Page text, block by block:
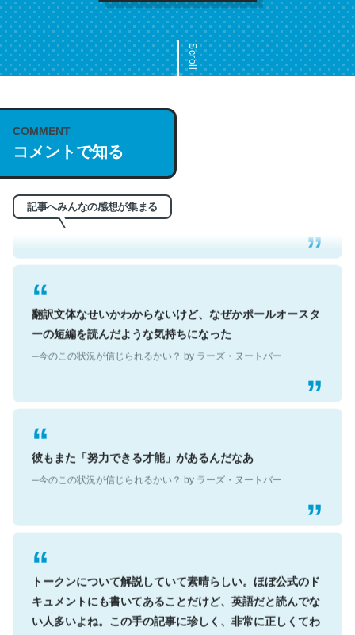
Scroll
COMMENT
コメントで知る
記事へみんなの感想が集まる
これは名文。彼はとてもクレバーなんだろうなと凄く思
う。英語少しでも読める人は原文もお勧め。自分はこの流
─今のこの状況が信じられるかい？ by ラーズ・ヌートバー
翻訳文体なせいかわからないけど、なぜかポールオースタ
ーの短編を読んだような気持ちになった
─今のこの状況が信じられるかい？ by ラーズ・ヌートバー
彼もまた「努力できる才能」があるんだなあ
─今のこの状況が信じられるかい？ by ラーズ・ヌートバー
トークンについて解説していて素晴らしい。ほぼ公式のド
キュメントにも書いてあることだけど、英語だと読んでな
い人多いよね。この手の記事に珍しく、非常に正しくてわ